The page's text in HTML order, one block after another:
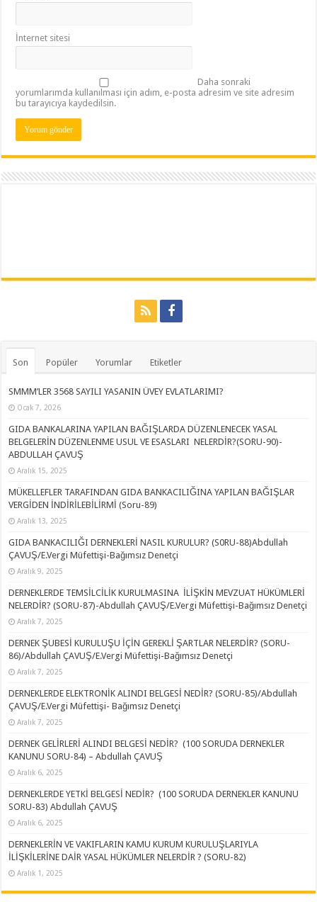
İnternet sitesi
Daha sonraki
yorumlarımda kullanılması için adım, e-posta adresim ve site adresim
bu tarayıcıya kaydedilsin.
Son Popüler Yorumlar Etiketler
SMMM’LER 3568 SAYILI YASANIN ÜVEY EVLATLARIMI?
Ocak 7, 2026
GIDA BANKALARINA YAPILAN BAĞIŞLARDA DÜZENLENECEK YASAL
BELGELERİN DÜZENLENME USUL VE ESASLARI NELERDİR?(SORU-90)-
ABDULLAH ÇAVUŞ
Aralık 15, 2025
MÜKELLEFLER TARAFINDAN GIDA BANKACILIĞINA YAPILAN BAĞIŞLAR
VERGİDEN İNDİRİLEBİLİRMİ (Soru-89)
Aralık 13, 2025
GIDA BANKACILIĞI DERNEKLERİ NASIL KURULUR? (S0RU-88)Abdullah
ÇAVUŞ/E.Vergi Müfettişi-Bağımsız Denetçi
Aralık 9, 2025
DERNEKLERDE TEMSİLCİLİK KURULMASINA İLİŞKİN MEVZUAT HÜKÜMLERİ
NELERDİR? (SORU-87)-Abdullah ÇAVUŞ/E.Vergi Müfettişi-Bağımsız Denetçi
Aralık 7, 2025
DERNEK ŞUBESİ KURULUŞU İÇİN GEREKLİ ŞARTLAR NELERDİR? (SORU-
86)/Abdullah ÇAVUŞ/E.Vergi Müfettişi-Bağımsız Denetçi
Aralık 7, 2025
DERNEKLERDE ELEKTRONİK ALINDI BELGESİ NEDİR? (SORU-85)/Abdullah
ÇAVUŞ/E.Vergi Müfettişi- Bağımsız Denetçi
Aralık 7, 2025
DERNEK GELİRLERİ ALINDI BELGESİ NEDİR? (100 SORUDA DERNEKLER
KANUNU SORU-84) – Abdullah ÇAVUŞ
Aralık 6, 2025
DERNEKLERDE YETKİ BELGESİ NEDİR? (100 SORUDA DERNEKLER KANUNU
SORU-83) Abdullah ÇAVUŞ
Aralık 6, 2025
DERNEKLERİN VE VAKIFLARIN KAMU KURUM KURULUŞLARIYLA
İLİŞKİLERİNE DAİR YASAL HÜKÜMLER NELERDİR ? (SORU-82)
Aralık 1, 2025